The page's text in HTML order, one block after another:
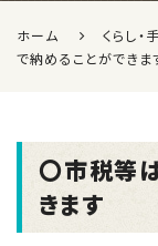
ホーム くらし・
で納めることができま
〇市税等
きます